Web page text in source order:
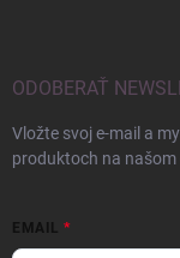
ODOBERAŤ
Vložte svoj e-mail a
produktoch na našom
EMAIL